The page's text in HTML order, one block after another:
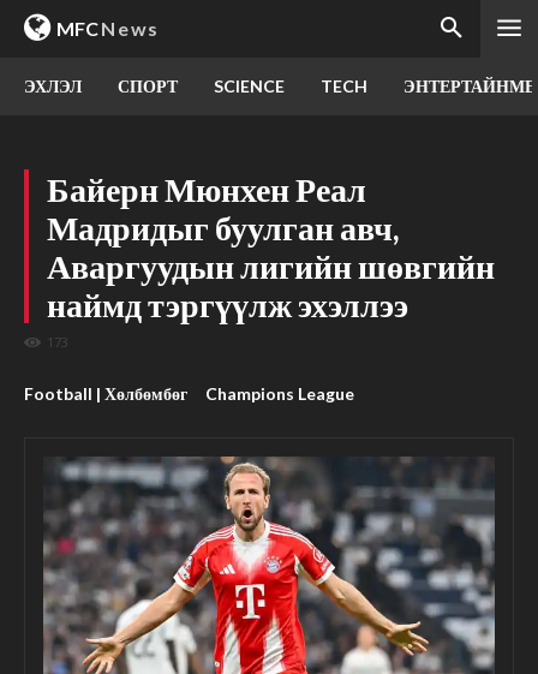
MFCNews
ЭХЛЭЛ СПОРТ SCIENCE TECH
Байерн Мюнхен Реал
Мадридыг буулган авч,
Аваргуудын лигийн шөвгийн
наймд тэргүүлж эхэллээ
173
Football | Хөлбөмбөг Champions League